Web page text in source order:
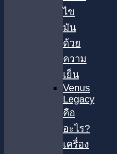
ไข
มัน
ด้วย
ความ
เย็น
Venus
Legacy
คือ
อะไร?
เครื่อง